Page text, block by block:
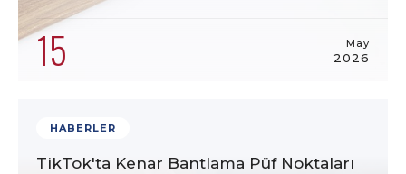
15 May
2026
HABERLER
TikTok'ta Kenar Bantlama Püf Noktaları